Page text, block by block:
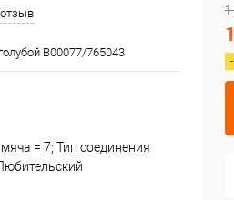
B00077/765043
= 7; Тип соединения
1
-